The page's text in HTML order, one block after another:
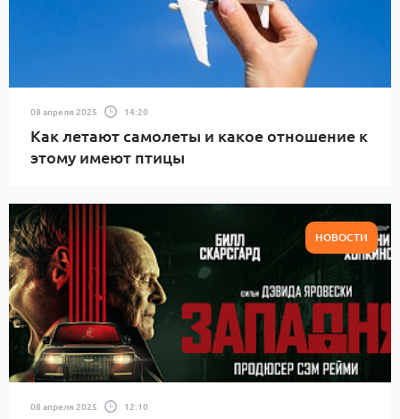
08 апреля 2025 14:20
Как летают самолеты и какое отношение к
этому имеют птицы
НОВОСТИ
08 апреля 2025 12:10